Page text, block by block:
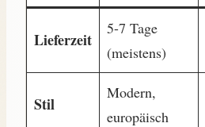
Lieferzeit
5-7 Tage
(meistens)
Stil
Modern,
europäisch